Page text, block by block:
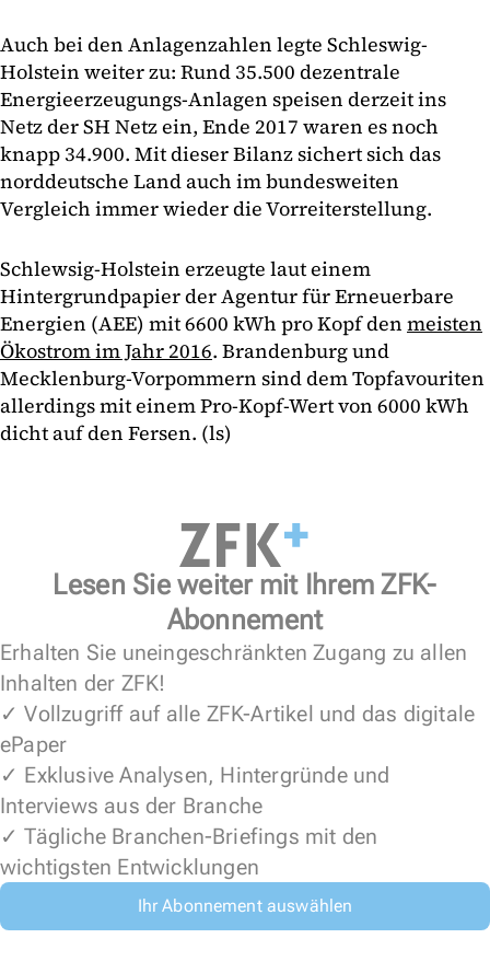
Auch bei den Anlagenzahlen legte Schleswig-
Holstein weiter zu: Rund 35.500 dezentrale
Energieerzeugungs-Anlagen speisen derzeit ins
Netz der SH Netz ein, Ende 2017 waren es noch
knapp 34.900. Mit dieser Bilanz sichert sich das
norddeutsche Land auch im bundesweiten
Vergleich immer wieder die Vorreiterstellung.
Schlewsig-Holstein erzeugte laut einem
Hintergrundpapier der Agentur für Erneuerbare
Energien (AEE) mit 6600 kWh pro Kopf den meisten
Ökostrom im Jahr 2016. Brandenburg und
Mecklenburg-Vorpommern sind dem Topfavouriten
allerdings mit einem Pro-Kopf-Wert von 6000 kWh
dicht auf den Fersen. (ls)
Lesen Sie weiter mit Ihrem ZFK-
Abonnement
Erhalten Sie uneingeschränkten Zugang zu allen
Inhalten der ZFK!
✓ Vollzugriff auf alle ZFK-Artikel und das digitale
ePaper
✓ Exklusive Analysen, Hintergründe und
Interviews aus der Branche
✓ Tägliche Branchen-Briefings mit den
wichtigsten Entwicklungen
Ihr Abonnement auswählen